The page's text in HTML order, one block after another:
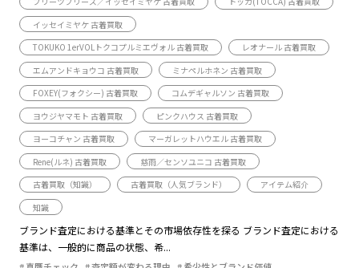
イッセイミヤケ 古着買取
TOKUKO 1erVOLトクコプルミエヴォル 古着買取
レオナール 古着買取
エムアンドキョウコ 古着買取
ミナペルホネン 古着買取
FOXEY(フォクシー) 古着買取
コムデギャルソン 古着買取
ヨウジヤマモト 古着買取
ピンクハウス 古着買取
ヨーコチャン 古着買取
マーガレットハウエル 古着買取
Rene(ルネ) 古着買取
慈雨／センソユニコ 古着買取
古着買取（知識）
古着買取（人気ブランド）
アイテム紹介
知識
ブランド査定における基準とその市場依存性を探る ブランド査定における
基準は、一般的に商品の状態、希...